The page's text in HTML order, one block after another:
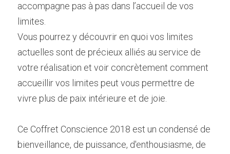
accompagne pas à pas dans l’accueil de vos
limites.
Vous pourrez y découvrir en quoi vos limites
actuelles sont de précieux alliés au service de
votre réalisation et voir concrètement comment
accueillir vos limites peut vous permettre de
vivre plus de paix intérieure et de joie.
Ce Coffret Conscience 2018 est un condensé de
bienveillance, de puissance, d'enthousiasme, de